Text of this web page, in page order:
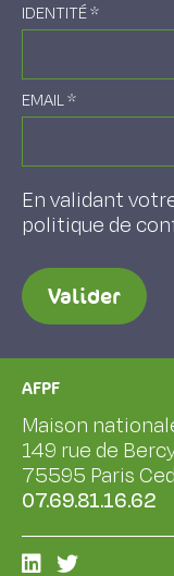
IDENTITÉ*
EMAIL*
En validant
politique de
Valider
AFPF
Maison
149 rue de
75595 Paris
07.69.81.16.62